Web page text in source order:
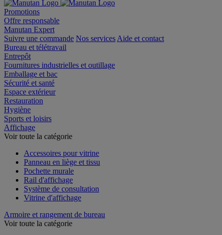
Promotions
Offre responsable
Manutan Expert
Suivre une commande Nos services Aide et contact
Bureau et télétravail
Entrepôt
Fournitures industrielles et outillage
Emballage et bac
Sécurité et santé
Espace extérieur
Restauration
Hygiène
Sports et loisirs
Affichage
Voir toute la catégorie
Accessoires pour vitrine
Panneau en liège et tissu
Pochette murale
Rail d'affichage
Système de consultation
Vitrine d'affichage
Armoire et rangement de bureau
Voir toute la catégorie